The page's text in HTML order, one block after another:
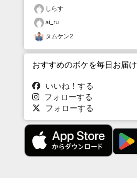
しらす
ai_ru
タムケン2
おすすめのボケを毎日お届け
いいね！する
フォローする
フォローする